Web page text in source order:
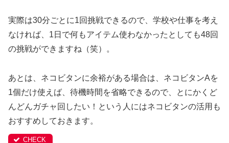
実際は30分ごとに1回挑戦できるので、学校や仕事を考え
なければ、1日で何もアイテム使わなかったとしても48回
の挑戦ができますね（笑）。
あとは、ネコビタンに余裕がある場合は、ネコビタンAを
1個だけ使えば、待機時間を省略できるので、とにかくど
んどんガチャ回したい！という人にはネコビタンの活用も
おすすめしておきます。